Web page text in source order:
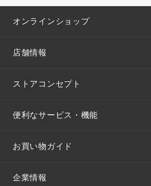
オンラインショップ
店舗情報
ストアコンセプト
便利なサービス・機能
お買い物ガイド
企業情報